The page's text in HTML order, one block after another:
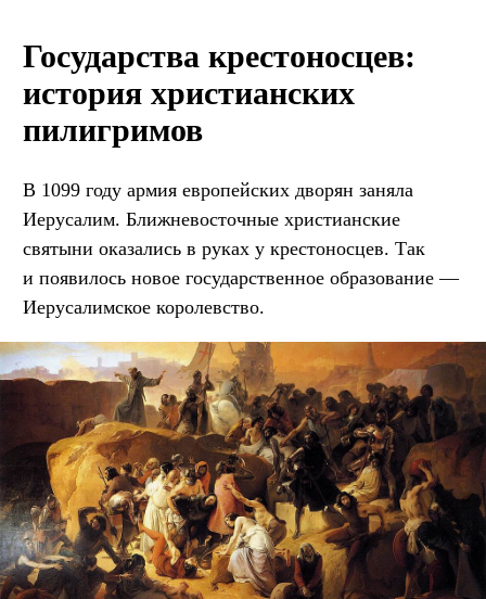
Государства крестоносцев:
история христианских
пилигримов
В 1099 году армия европейских дворян заняла
Иерусалим. Ближневосточные христианские
святыни оказались в руках у крестоносцев. Так
и появилось новое государственное образование —
Иерусалимское королевство.